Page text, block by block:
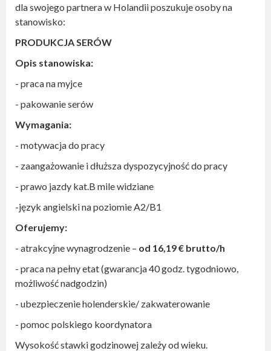
dla swojego partnera w Holandii poszukuje osoby na
stanowisko:
PRODUKCJA SERÓW
Opis stanowiska:
- praca na myjce
- pakowanie serów
Wymagania:
- motywacja do pracy
- zaangażowanie i dłuższa dyspozycyjność do pracy
- prawo jazdy kat.B mile widziane
-język angielski na poziomie A2/B1
Oferujemy:
- atrakcyjne wynagrodzenie – od 16,19 € brutto/h
- praca na pełny etat (gwarancja 40 godz. tygodniowo,
możliwość nadgodzin)
- ubezpieczenie holenderskie/ zakwaterowanie
- pomoc polskiego koordynatora
Wysokość stawki godzinowej zależy od wieku.